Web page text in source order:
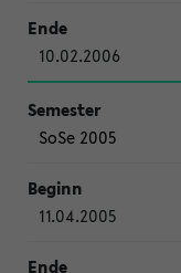
10.02.2006
SoSe 2005
11.04.2005